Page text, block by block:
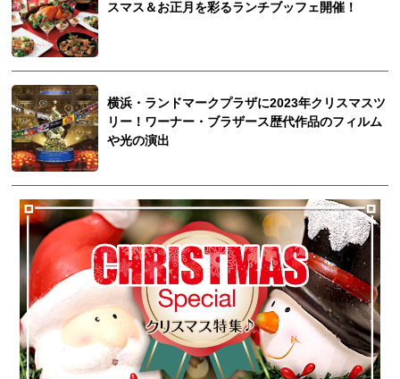
スマス＆お正月を彩るランチブッフェ開催！
横浜・ランドマークプラザに2023年クリスマスツ
リー！ワーナー・ブラザース歴代作品のフィルム
や光の演出